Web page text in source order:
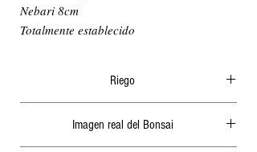
Nebari 8cm
Totalmente establecido
Riego
abundante, generalmente por la mañana o a
ultima hora de la tarde, nunca cuando le de el
Imagen real del Bonsai